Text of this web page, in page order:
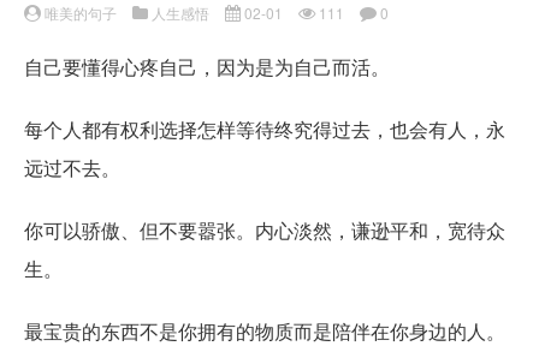
唯美的句子 人生感悟 02-01 111 0
自己要懂得心疼自己，因为是为自己而活。
每个人都有权利选择怎样等待终究得过去，也会有人，永
远过不去。
你可以骄傲、但不要嚣张。内心淡然，谦逊平和，宽待众
生。
最宝贵的东西不是你拥有的物质而是陪伴在你身边的人。